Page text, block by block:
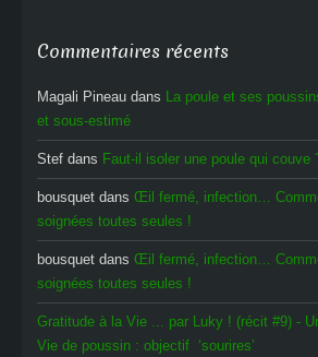
Commentaires récents
Magali Pineau dans La poule et ses
et sous-estimé
Stef dans Faut-il isoler une poule qui couve
bousquet dans Œil fermé, infection…
soignées toutes seules !
bousquet dans Œil fermé, infection…
soignées toutes seules !
Gratitude à la Vie ... par Luky ! (récit #9) -
Vie de poussin : objectif ‘sourires’